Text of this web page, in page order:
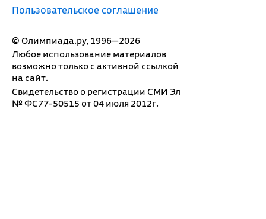
© Олимпиада.ру, 1996—2026
Любое использование материалов
возможно только с активной ссылкой
на сайт.
Свидетельство о регистрации СМИ Эл
№ ФС77-50515 от 04 июля 2012г.
Пользовательское соглашение